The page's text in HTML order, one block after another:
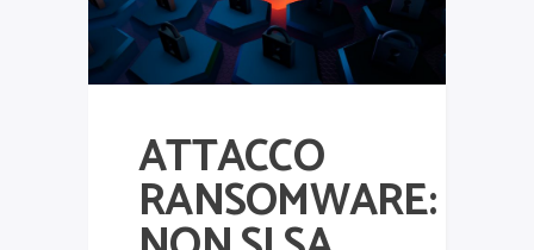
ATTACCO
RANSOMWARE: